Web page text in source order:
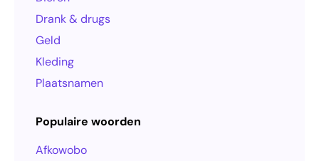
Drank & drugs
Geld
Kleding
Plaatsnamen
Populaire woorden
Afkowobo